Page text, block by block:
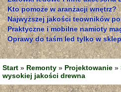
Kto pomoże w aranżacji wnętrz?
Najwyższej jakości teowników
Praktyczne i mobilne namioty
Oprawy do taśm led tylko w
Start » Remonty » Projektowanie »
wysokiej jakości drewna